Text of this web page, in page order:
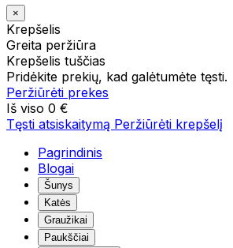
×
Krepšelis
Greita peržiūra
Krepšelis tuščias
Pridėkite prekių, kad galėtumėte tęsti.
Peržiūrėti prekes
Iš viso 0 €
Tęsti atsiskaitymą Peržiūrėti krepšelį
Pagrindinis
Blogai
Šunys
Katės
Graužikai
Paukščiai